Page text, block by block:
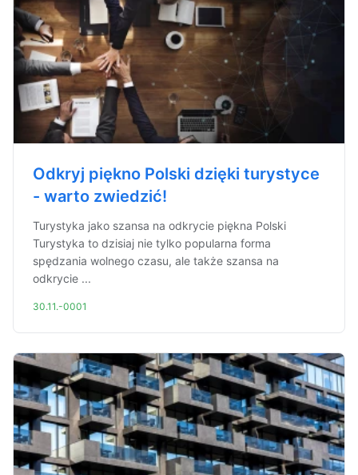
Odkryj piękno Polski dzięki turystyce
- warto zwiedzić!
Turystyka jako szansa na odkrycie piękna Polski
Turystyka to dzisiaj nie tylko popularna forma
spędzania wolnego czasu, ale także szansa na
odkrycie ...
30.11.-0001